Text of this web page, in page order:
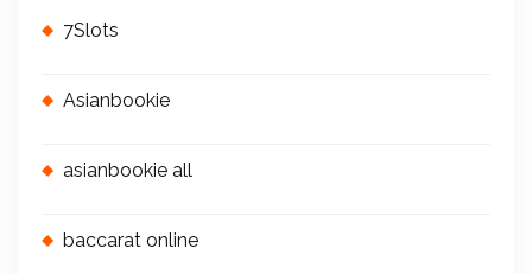
7Slots
Asianbookie
asianbookie all
baccarat online